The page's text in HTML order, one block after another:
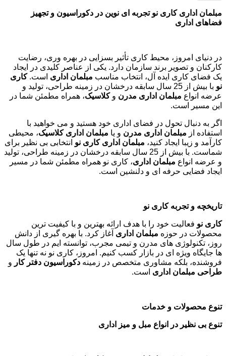
مبلمان اداری کاری نو تجربه ای نوین در دکوراسیون و تجهیز
فضاهای اداری
در دنیای امروز، محیط کاری تأثیر بسزایی در بهره وری، رضایت
کارکنان و تصویر برند سازمان دارد. یکی از عناصر کلیدی در ایجاد
یک فضای کاری ایده آل، انتخاب مناسب مبلمان اداری است.کاری
نو
با بیش از 25 سال سابقه درخشان در زمینه طراحی، تولید و
عرضه انواع مبلمان اداری مدرن وکلاسیک، همراه مطمئن شما در
این مسیر است.
اگر به دنبال تحول در فضای اداری خود هستید و می خواهید با
استفاده از مبلمان اداری مدرن و یا مبلمان اداری کلاسیک، محیطی
کارآمد و زیبا ایجاد کنید، مبلمان اداری کاری نو انتخابی بی نظیر برای
شماست. با بیش از 25 سال سابقه درخشان در زمینه طراحی، تولید
و عرضه انواع مبلمان اداری، کاری نو همراه مطمئن شما در مسیر
ایجاد فضایی حرفه ای و دلنشین است.
تاریخچه و تجربه کاری نو
کاری نو فعالیت خود را با هدف ارائه بهترین و با کیفیت ترین
محصولات در حوزه مبلمان اداری آغاز کرد. با بهره گیری از دانش
روز، تکنولوژی های مدرن و تیمی مجرب، توانسته ایم در طول سال
ها جایگاه ویژه ای در بازار کسب کنیم. امروز، کاری نو نه تنها یک
فروشنده، بلکه مشاوری متخصص در زمینه دکوراسیون دفتر کار و
طراحی مبلمان اداری است.
تنوع محصولات و خدمات
تنوع بی نظیر در انواع مبل و میز اداری